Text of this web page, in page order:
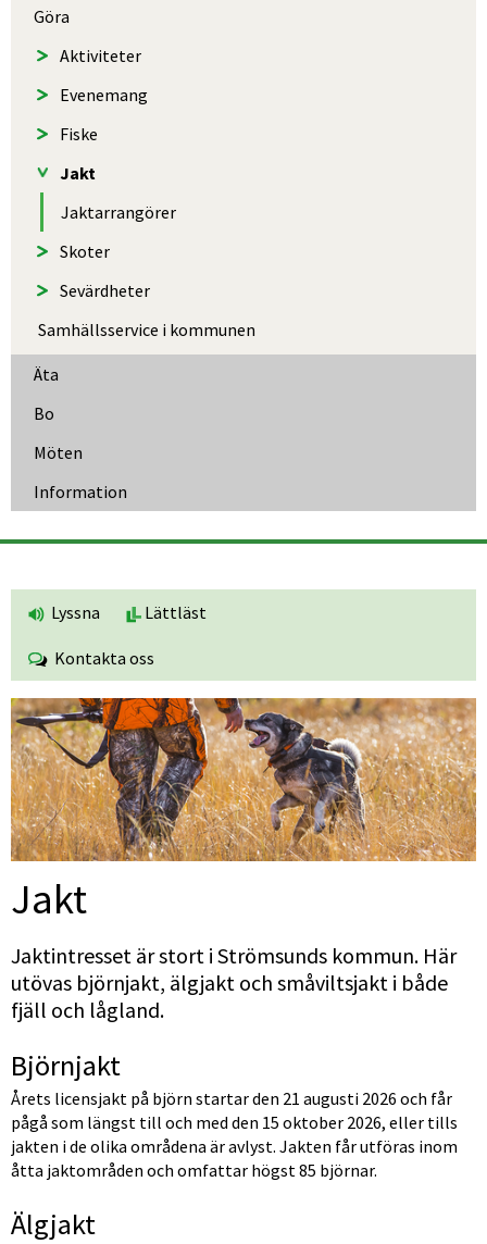
Göra
Aktiviteter
Evenemang
Fiske
Jakt
Jaktarrangörer
Skoter
Sevärdheter
Samhällsservice i kommunen
Äta
Bo
Möten
Information
Lyssna Lättläst
Kontakta oss
Jakt
Jaktintresset är stort i Strömsunds kommun. Här
utövas björnjakt, älgjakt och småviltsjakt i både
fjäll och lågland.
Björnjakt
Årets licensjakt på björn startar den 21 augusti 2026 och får
pågå som längst till och med den 15 oktober 2026, eller tills
jakten i de olika områdena är avlyst. Jakten får utföras inom
åtta jaktområden och omfattar högst 85 björnar.
Älgjakt